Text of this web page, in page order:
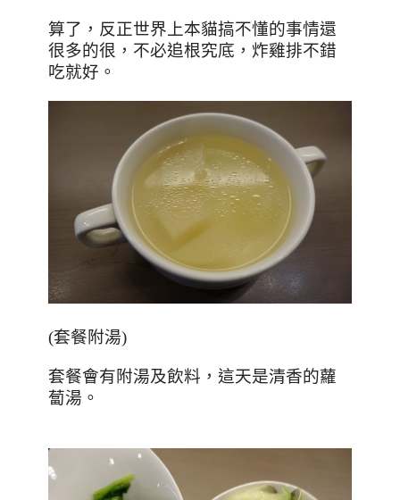
算了，反正世界上本貓搞不懂的事情還
很多的很，不必追根究底，炸雞排不錯
吃就好。
(套餐附湯)
套餐會有附湯及飲料，這天是清香的蘿
蔔湯。